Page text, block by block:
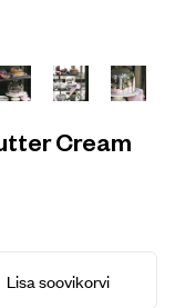
Cream
Lisa soovikorvi